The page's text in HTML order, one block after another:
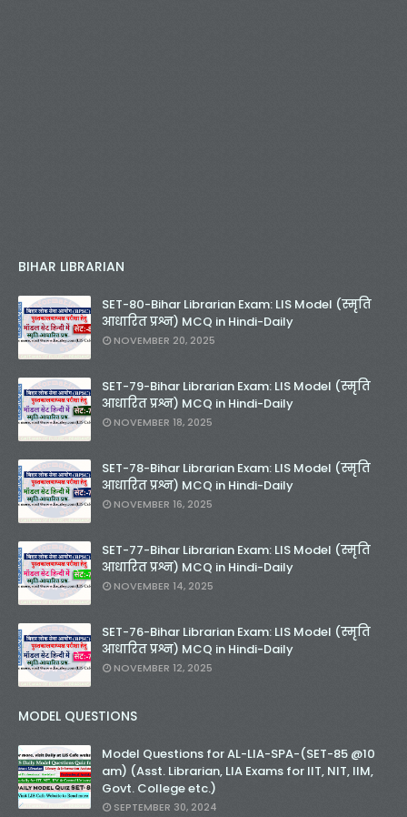
BIHAR LIBRARIAN
SET-80-Bihar Librarian Exam: LIS Model (स्मृति
आधारित प्रश्न) MCQ in Hindi-Daily
NOVEMBER 20, 2025
SET-79-Bihar Librarian Exam: LIS Model (स्मृति
आधारित प्रश्न) MCQ in Hindi-Daily
NOVEMBER 18, 2025
SET-78-Bihar Librarian Exam: LIS Model (स्मृति
आधारित प्रश्न) MCQ in Hindi-Daily
NOVEMBER 16, 2025
SET-77-Bihar Librarian Exam: LIS Model (स्मृति
आधारित प्रश्न) MCQ in Hindi-Daily
NOVEMBER 14, 2025
SET-76-Bihar Librarian Exam: LIS Model (स्मृति
आधारित प्रश्न) MCQ in Hindi-Daily
NOVEMBER 12, 2025
MODEL QUESTIONS
Model Questions for AL-LIA-SPA-(SET-85 @10
am) (Asst. Librarian, LIA Exams for IIT, NIT, IIM,
Govt. College etc.)
SEPTEMBER 30, 2024